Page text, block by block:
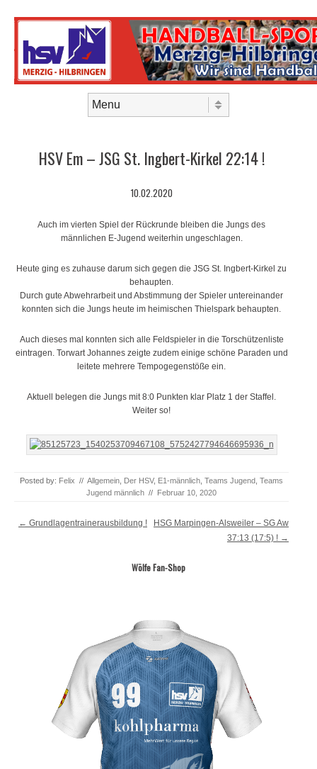
HSV Em – JSG St. Ingbert-Kirkel 22:14 !
10.02.2020
Auch im vierten Spiel der Rückrunde bleiben die Jungs des
männlichen E-Jugend weiterhin ungeschlagen.
Heute ging es zuhause darum sich gegen die JSG St. Ingbert-Kirkel zu
behaupten.
Durch gute Abwehrarbeit und Abstimmung der Spieler untereinander
konnten sich die Jungs heute im heimischen Thielspark behaupten.
Auch dieses mal konnten sich alle Feldspieler in die Torschützenliste
eintragen. Torwart Johannes zeigte zudem einige schöne Paraden und
leitete mehrere Tempogegenstöße ein.
Aktuell belegen die Jungs mit 8:0 Punkten klar Platz 1 der Staffel.
Weiter so!
Posted by: Felix // Allgemein Der HSV, E1-männlich Teams Jugend Teams
Jugend männlich // Februar 10, 2020
Post navigation
← Grundlagentrainerausbildung !
HSG Marpingen-Alsweiler – SG Aw
37:13 (17:5) ! →
Wölfe Fan-Shop